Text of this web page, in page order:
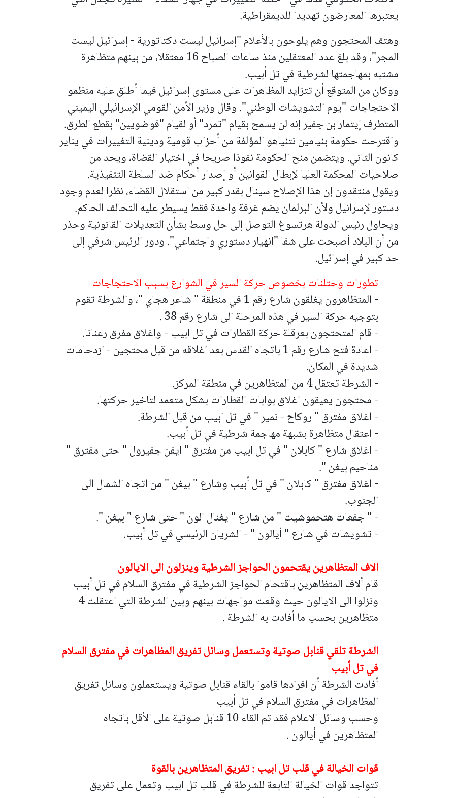
يعتبرها المعارضون تهديدا للديمقراطية.
وهتف المحتجون وهم يلوحون بالأعلام "إسرائيل ليست دكتاتورية - إسرائيل ليست
المجر"، وقد بلغ عدد المعتقلين منذ ساعات الصباح 16 معتقلا، من بينهم متظاهرة
مشتبه بمهاجمتها لشرطية في تل أبيب.
ووكان من المتوقع أن تتزايد المظاهرات على مستوى إسرائيل فيما أطلق عليه منظمو
الاحتجاجات "يوم التشويشات الوطني". وقال وزير الأمن القومي الإسرائيلي اليميني
المتطرف إيتمار بن جفير إنه لن يسمح بقيام "تمرد" أو لقيام "فوضويين" بقطع الطرق.
واقترحت حكومة بنيامين نتنياهو المؤلفة من أحزاب قومية ودينية التغييرات في يناير
كانون الثاني. ويتضمن منح الحكومة نفوذا صريحا في اختيار القضاة، ويحد من
صلاحيات المحكمة العليا لإبطال القوانين أو إصدار أحكام ضد السلطة التنفيذية.
ويقول منتقدون إن هذا الإصلاح سينال بقدر كبير من استقلال القضاء، نظرا لعدم وجود
دستور لإسرائيل ولأن البرلمان يضم غرفة واحدة فقط يسيطر عليه التحالف الحاكم.
ويحاول رئيس الدولة هرتسوغ التوصل إلى حل وسط بشأن التعديلات القانونية وحذر
من أن البلاد أصبحت على شفا "انهيار دستوري واجتماعي". ودور الرئيس شرفي إلى
حد كبير في إسرائيل.
تطورات وحتلنات بخصوص حركة السير في الشوارع بسبب الاحتجاجات
- المتظاهرون يغلقون شارع رقم 1 في منطقة " شاعر هجاي "، والشرطة تقوم
بتوجيه حركة السير في هذه المرحلة الى شارع رقم 38 .
- قام المتحتجون بعرقلة حركة القطارات في تل ابيب - واغلاق مفرق رعنانا.
- اعادة فتح شارع رقم 1 باتجاه القدس بعد اغلاقه من قبل محتجين - ازدحامات
شديدة في المكان.
- الشرطة تعتقل 4 من المتظاهرين في منطقة المركز.
- محتجون يعيقون اغلاق بوابات القطارات بشكل متعمد لتاخير حركتها.
- اغلاق مفترق " روكاح - نمير " في تل ابيب من قبل الشرطة.
- اعتقال متظاهرة بشبهة مهاجمة شرطية في تل أبيب.
- اغلاق شارع " كابلان " في تل ابيب من مفترق " ايفن جفيرول " حتى مفترق "
مناحيم بيغن ".
- اغلاق مفترق " كابلان " في تل أبيب وشارع " بيغن " من اتجاه الشمال الى
الجنوب.
- " جفعات هتحموشيت " من شارع " يغئال الون " حتى شارع " بيغن ".
- تشويشات في شارع " أيالون " - الشريان الرئيسي في تل أبيب.
الاف المتظاهرين يقتحمون الحواجز الشرطية وينزلون الى الايالون
قام ألاف المتظاهرين باقتحام الحواجز الشرطية في مفترق السلام في تل أبيب
ونزلوا الى الايالون حيث وقعت مواجهات بينهم وبين الشرطة التي اعتقلت 4
متظاهرين بحسب ما أفادت به الشرطة .
الشرطة تلقي قنابل صوتية وتستعمل وسائل تفريق المظاهرات في مفترق السلام
في تل أبيب
أفادت الشرطة أن افرادها قاموا بالقاء قنابل صوتية ويستعملون وسائل تفريق
المظاهرات في مفترق السلام في تل أبيب
وحسب وسائل الاعلام فقد تم القاء 10 قنابل صوتية على الأقل باتجاه
المتظاهرين في أيالون .
قوات الخيالة في قلب تل ابيب : تفريق المتظاهرين بالقوة
تتواجد قوات الخيالة التابعة للشرطة في قلب تل ابيب وتعمل على تفريق